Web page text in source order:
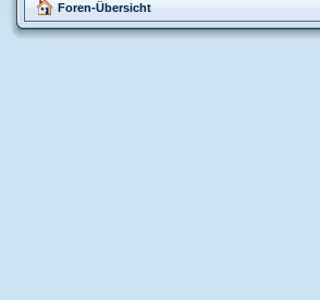
Foren-Übersicht